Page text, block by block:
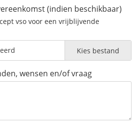
(indien beschikbaar)
vso voor een vrijblijvende
Kies bestand
wensen en/of vraag